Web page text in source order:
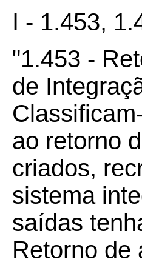
I - 1.453,
"1.453 -
de
ao retorno
criados,
sistema
saídas
Retorno de